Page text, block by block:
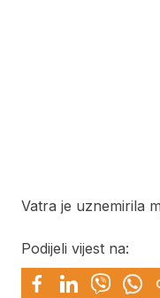
Vatra je uznemirila
Podijeli vijest na: